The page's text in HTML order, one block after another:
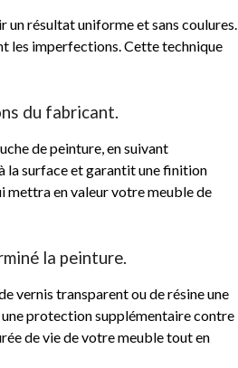
un résultat uniforme et sans coulures.
les imperfections. Cette technique
du fabricant.
de peinture, en suivant
la surface et garantit une finition
mettra en valeur votre meuble de
la peinture.
vernis transparent ou de résine une
protection supplémentaire contre
de vie de votre meuble tout en